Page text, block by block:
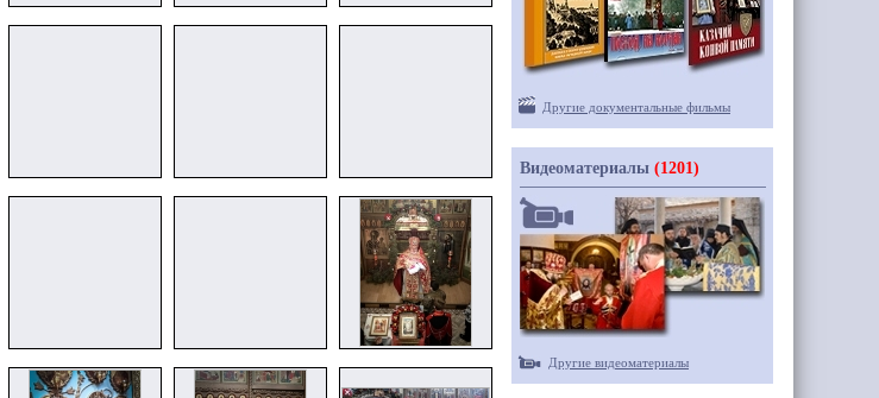
Другие документальные фильмы
Видеоматериалы (1201)
Другие видеоматериалы